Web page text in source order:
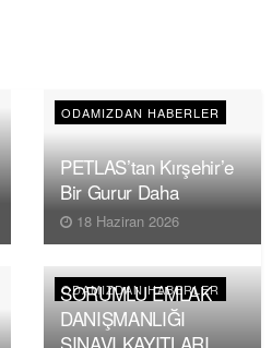
ODAMIZDAN HABERLER
PETLAS’tan Kırşehir’e
Bir Gurur Daha
18 Haziran 2026
ODAMIZDAN HABERLER
SORUMLU EMLAK
DANIŞMANLIĞI